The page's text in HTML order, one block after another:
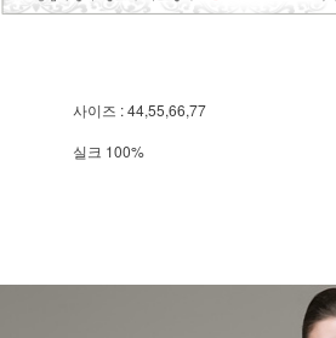
사이즈 : 44,55,66,77
실크 100%